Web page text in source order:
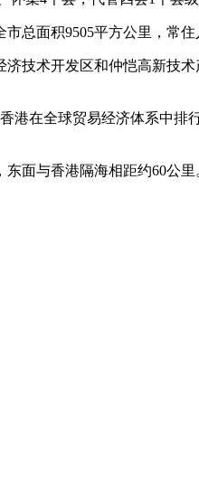
总面积9505平方公里，常住
技术开发区和仲恺高新技
港在全球贸易经济体系中排
面与香港隔海相距约60公